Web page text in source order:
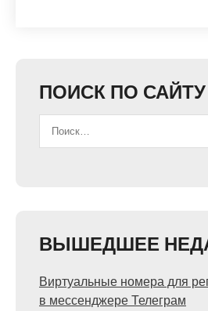
ПОИСК ПО САЙТУ
ВЫШЕДШЕЕ
Виртуальные номера для
в мессенджере Телеграм